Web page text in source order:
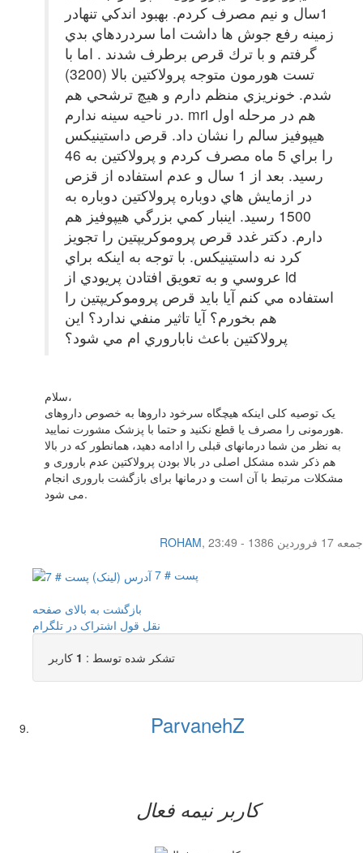
1سال و نيم مصرف كردم. بهبود اندكي تنهادر
زمينه رفع جوش ها داشت اما سردردهاي بدي
گرفتم و با ترك قرص برطرف شدند . اما با
تست هورمون متوجه پرولاكتين بالا (3200)
شدم. خونريزي منظم دارم و هيچ ترشحي هم
در ناحيه سينه ندارم. mri هم در مرحله اول
هيپوفيز سالم را نشان داد. قرص داستينيكس
را براي 5 ماه مصرف كردم و پرولاكتين به 46
رسيد. بعد از 1 سال و عدم استفاده از قزص
در ازمايش هاي دوباره پرولاكتين دوباره به
1500 رسيد. اينبار كمي بزرگي هيپوفيز هم
دارم. دكتر غدد قرص پروموكريپتين را تجويز
كرد نه داستينيكس. با توجه به اينكه براي
عروسي و به تعويق افتادن پريودي از ld
استفاده مي كنم آيا بايد قرص پروموكريپتين را
هم بخورم؟ آيا تاثير منفي ندارد؟ اين
پرولاكتين باعث ناباروري ام مي شود؟
سلام،
یک توصیه کلی اینکه هیچگاه سرخود داروها به خصوص داروهای
هورمونی را مصرف یا قطع نکنید و حتما با پزشک مشورت نمایید.
به نظر من شما درمانهای قبلی را ادامه دهید، همانطور که در بالا
هم ذکر شده مشکل اصلی در بالا بودن پرولاکتین عدم باروری و
مشکلات مرتبط با آن است و درمانها برای بازگشت باروری انجام
می شود.
ROHAM,
جمعه 17 فروردین 1386 - 23:49
پست # 7
بازگشت به بالای صفحه
نقل قول اشتراک در تلگرام
تشکر شده توسط : 1 کاربر
ParvanehZ
کاربر نيمه فعال